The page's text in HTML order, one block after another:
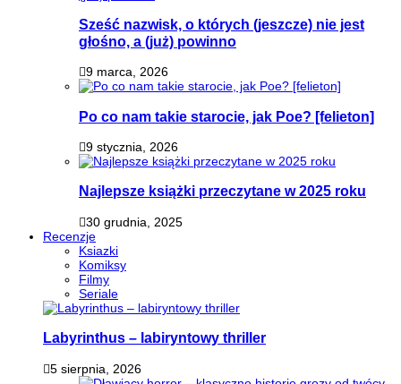
Sześć nazwisk, o których (jeszcze) nie jest
głośno, a (już) powinno
9 marca, 2026
Po co nam takie starocie, jak Poe? [felieton]
9 stycznia, 2026
Najlepsze książki przeczytane w 2025 roku
30 grudnia, 2025
Recenzje
Ksiazki
Komiksy
Filmy
Seriale
Labyrinthus – labiryntowy thriller
5 sierpnia, 2026